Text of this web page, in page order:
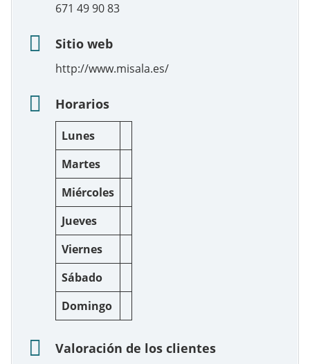
671 49 90 83
Sitio web
http://www.misala.es/
Horarios
Lunes
Martes
Miércoles
Jueves
Viernes
Sábado
Domingo
Valoración de los clientes